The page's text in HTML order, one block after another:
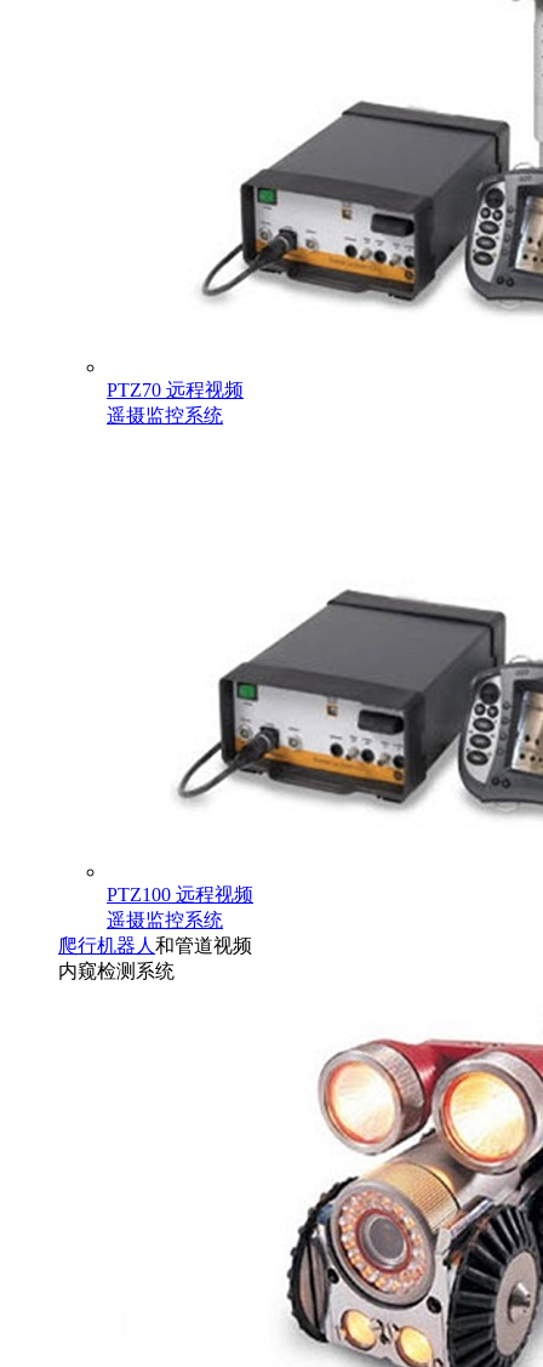
PTZ70 远程视频
遥摄监控系统
PTZ100 远程视频
遥摄监控系统
爬行机器人 和管道视频
内窥检测系统